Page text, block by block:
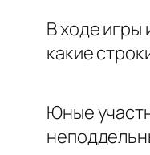
В ходе игры
какие
Юные